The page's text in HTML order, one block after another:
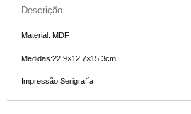
Descrição
Material: MDF
Medidas:22,9×12,7×15,3cm
Impressão Serigrafía